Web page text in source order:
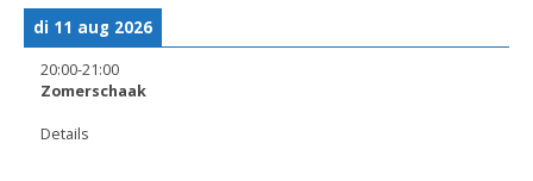
di 11 aug 2026
20:00-21:00
Zomerschaak
Details